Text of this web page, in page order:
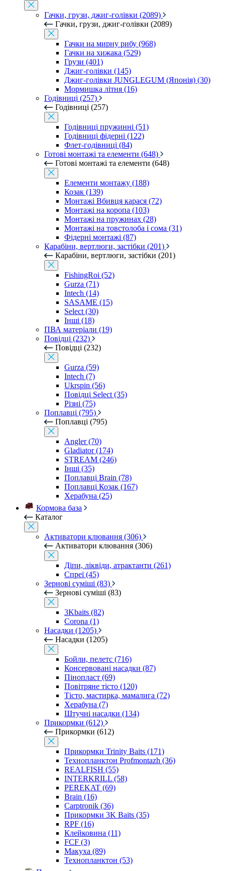
Гачки, грузи, джиг-голівки (2089)
Гачки, грузи, джиг-голівки (2089)
Гачки на мирну рибу (968)
Гачки на хижака (529)
Грузи (401)
Джиг-голівки (145)
Джиг-голівки JUNGLEGUM (Японія) (30)
Мормишка літня (16)
Годівниці (257)
Годівниці (257)
Годівниці пружинні (51)
Годівниці фідерні (122)
Флет-годівниці (84)
Готові монтажі та елементи (648)
Готові монтажі та елементи (648)
Елементи монтажу (188)
Козак (139)
Монтажі Вбивця карася (72)
Монтажі на коропа (103)
Монтажі на пружинах (28)
Монтажі на товстолоба і сома (31)
Фідерні монтажі (87)
Карабіни, вертлюги, застібки (201)
Карабіни, вертлюги, застібки (201)
FishingRoi (52)
Gurza (71)
Intech (14)
SASAME (15)
Select (30)
Інші (18)
ПВА матеріали (19)
Повідці (232)
Повідці (232)
Gurza (59)
Intech (7)
Ukrspin (56)
Повідці Select (35)
Різні (75)
Поплавці (795)
Поплавці (795)
Angler (70)
Gladiator (174)
STREAM (246)
Інші (35)
Поплавці Brain (78)
Поплавці Козак (167)
Херабуна (25)
Кормова база
Каталог
Активатори клювання (306)
Активатори клювання (306)
Діпи, ліквіди, атрактанти (261)
Спреї (45)
Зернові суміші (83)
Зернові суміші (83)
3Kbaits (82)
Corona (1)
Насадки (1205)
Насадки (1205)
Бойли, пелетс (716)
Консервовані насадки (87)
Пінопласт (69)
Повітряне тісто (120)
Тісто, мастирка, мамалига (72)
Херабуна (7)
Штучні насадки (134)
Прикормки (612)
Прикормки (612)
Прикормки Trinity Baits (171)
Технопланктон Profmontazh (36)
REALFISH (55)
INTERKRILL (58)
PEREKAT (69)
Brain (16)
Carptronik (36)
Прикормки 3K Baits (35)
RPF (16)
Клейковина (11)
FCF (3)
Макуха (89)
Технопланктон (53)